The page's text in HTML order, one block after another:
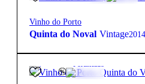
Vinho do Porto
Quinta do Noval Vintage2014
Fortificado